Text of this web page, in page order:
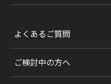
よくあるご質問
ご検討中の方へ